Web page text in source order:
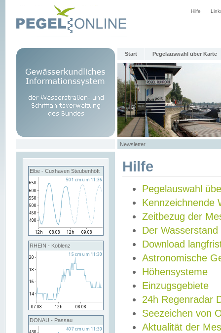
Hilfe
Start Pegelauswahl über Karte
Newsletter
Elbe - Cuxhaven Steubenhöft
RHEIN - Koblenz
DONAU - Passau
Hilfe
Pegelauswahl
Kennzeichnende
Zeitbezug der
Der Wasserstand
Download
Astronomische
Höhensysteme
Einzugsgebiete
24h Regenradar
Seezeichen von
Aktualität der